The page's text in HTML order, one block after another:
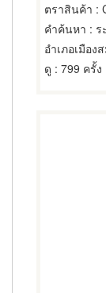
ตราสินค้า :
คำค้นหา : ร
อำเภอเมือง
ดู : 799 ครั้ง